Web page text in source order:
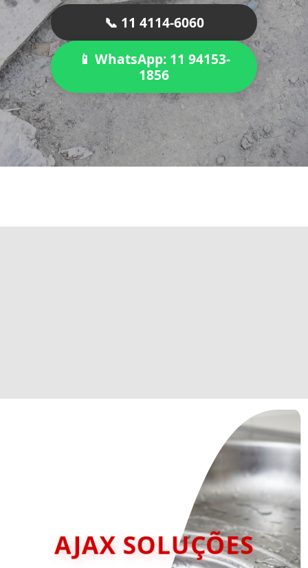
📞 11 4114-6060
📱 WhatsApp: 11 94153-
1856
AJAX SOLUÇÕES